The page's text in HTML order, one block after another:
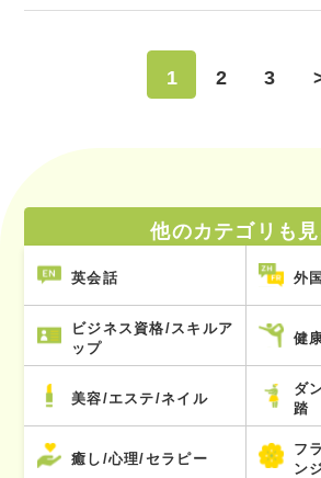
1 2 3
他のカテゴリも見
英会話 外
ビジネス資格/スキルア
ップ
健
美容/エステ/ネイル
ダ
踏
癒し/心理/セラピー
フ
ン